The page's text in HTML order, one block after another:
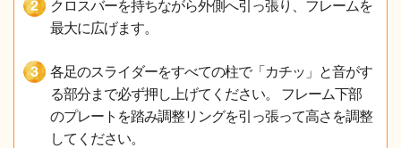
クロスバーを持ちながら外側へ引っ張り、フレームを
最大に広げます。
各足のスライダーをすべての柱で「カチッ」と音がす
る部分まで必ず押し上げてください。 フレーム下部
のプレートを踏み調整リングを引っ張って高さを調整
してください。